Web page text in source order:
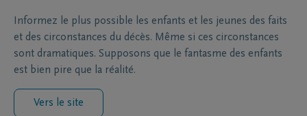
Informez le plus possible les enfants et les jeunes des faits
et des circonstances du décès. Même si ces circonstances
sont dramatiques. Supposons que le fantasme des enfants
est bien pire que la réalité.
Vers le site